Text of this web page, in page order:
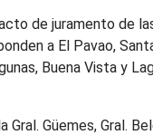
acto de juramento de
a El Pavao,
Buena Vista y
Güemes, Gral.